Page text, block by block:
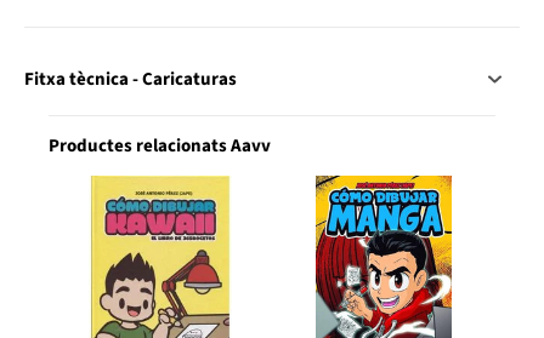
Fitxa tècnica - Caricaturas
Productes relacionats Aavv